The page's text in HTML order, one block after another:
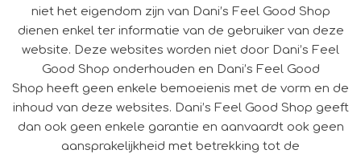
niet het eigendom zijn van Dani’s Feel Good Shop
dienen enkel ter informatie van de gebruiker van deze
website. Deze websites worden niet door Dani’s Feel
Good Shop onderhouden en Dani’s Feel Good
Shop heeft geen enkele bemoeienis met de vorm en de
inhoud van deze websites. Dani’s Feel Good Shop geeft
dan ook geen enkele garantie en aanvaardt ook geen
aansprakelijkheid met betrekking tot de